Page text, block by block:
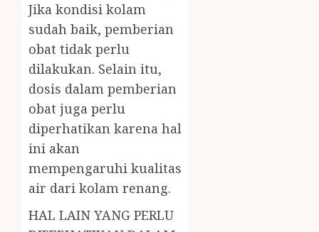
Jika kondisi kolam
sudah baik, pemberian
obat tidak perlu
dilakukan. Selain itu,
dosis dalam pemberian
obat juga perlu
diperhatikan karena hal
ini akan
mempengaruhi kualitas
air dari kolam renang.
HAL LAIN YANG PERLU